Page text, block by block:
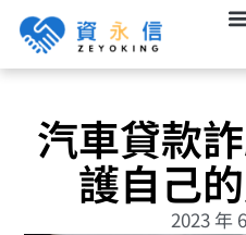
汽車貸款
護自己
2023 年